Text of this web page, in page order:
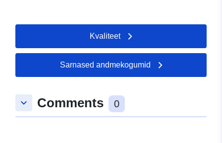
Kvaliteet
Sarnased andmekogumid
keyboard_arrow_down Comments 0